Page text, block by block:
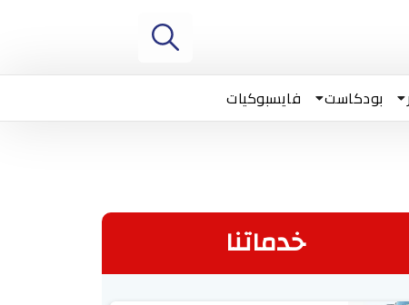
بودكاست فايسبوكيات
خدماتنا